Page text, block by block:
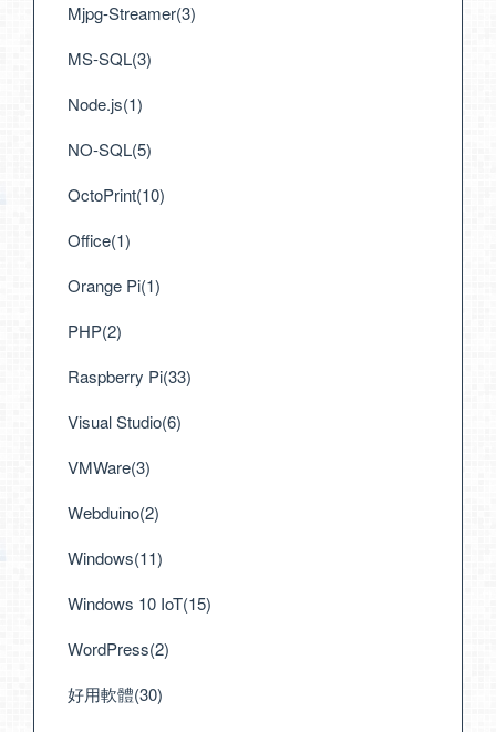
Mjpg-Streamer(3)
MS-SQL(3)
Node.js(1)
NO-SQL(5)
OctoPrint(10)
Office(1)
Orange Pi(1)
PHP(2)
Raspberry Pi(33)
Visual Studio(6)
VMWare(3)
Webduino(2)
Windows(11)
Windows 10 IoT(15)
WordPress(2)
好用軟體(30)